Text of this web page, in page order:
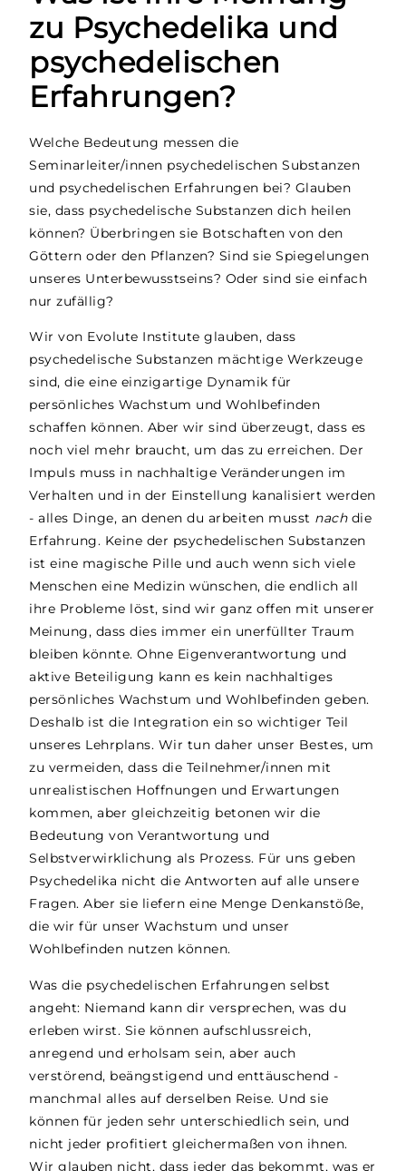
zu Psychedelika und
psychedelischen
Erfahrungen?
Welche Bedeutung messen die
Seminarleiter/innen psychedelischen Substanzen
und psychedelischen Erfahrungen bei? Glauben
sie, dass psychedelische Substanzen dich heilen
können? Überbringen sie Botschaften von den
Göttern oder den Pflanzen? Sind sie Spiegelungen
unseres Unterbewusstseins? Oder sind sie einfach
nur zufällig?
Wir von Evolute Institute glauben, dass
psychedelische Substanzen mächtige Werkzeuge
sind, die eine einzigartige Dynamik für
persönliches Wachstum und Wohlbefinden
schaffen können. Aber wir sind überzeugt, dass es
noch viel mehr braucht, um das zu erreichen. Der
Impuls muss in nachhaltige Veränderungen im
Verhalten und in der Einstellung kanalisiert werden
- alles Dinge, an denen du arbeiten musst nachdie
Erfahrung. Keine der psychedelischen Substanzen
ist eine magische Pille und auch wenn sich viele
Menschen eine Medizin wünschen, die endlich all
ihre Probleme löst, sind wir ganz offen mit unserer
Meinung, dass dies immer ein unerfüllter Traum
bleiben könnte. Ohne Eigenverantwortung und
aktive Beteiligung kann es kein nachhaltiges
persönliches Wachstum und Wohlbefinden geben.
Deshalb ist die Integration ein so wichtiger Teil
unseres Lehrplans. Wir tun daher unser Bestes, um
zu vermeiden, dass die Teilnehmer/innen mit
unrealistischen Hoffnungen und Erwartungen
kommen, aber gleichzeitig betonen wir die
Bedeutung von Verantwortung und
Selbstverwirklichung als Prozess. Für uns geben
Psychedelika nicht die Antworten auf alle unsere
Fragen. Aber sie liefern eine Menge Denkanstöße,
die wir für unser Wachstum und unser
Wohlbefinden nutzen können.
Was die psychedelischen Erfahrungen selbst
angeht: Niemand kann dir versprechen, was du
erleben wirst. Sie können aufschlussreich,
anregend und erholsam sein, aber auch
verstörend, beängstigend und enttäuschend -
manchmal alles auf derselben Reise. Und sie
können für jeden sehr unterschiedlich sein, und
nicht jeder profitiert gleichermaßen von ihnen.
Wir glauben nicht, dass jeder das bekommt, was er